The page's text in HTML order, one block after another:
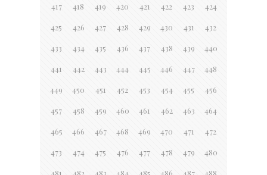
417 418 419 420 421 422 423 424
425 426 427 428 429 430 431 432
433 434 435 436 437 438 439 440
441 442 443 444 445 446 447 448
449 450 451 452 453 454 455 456
457 458 459 460 461 462 463 464
465 466 467 468 469 470 471 472
473 474 475 476 477 478 479 480
481 482 483 484 485 486 487 488